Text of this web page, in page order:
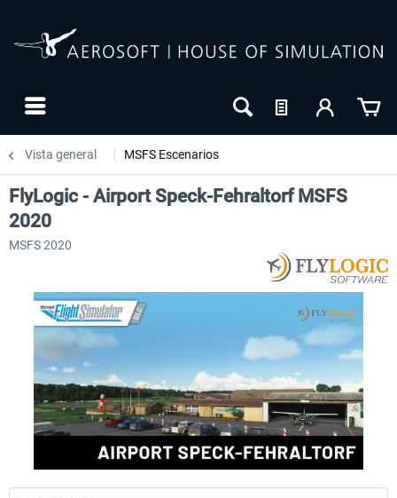
Vista general MSFS Escenarios
Aerosoft Mega Airport Brussels Aerosoft Airport Cologne/
FlyLogic - Airport Speck-Fehraltorf MSFS
2020
MSFS 2020